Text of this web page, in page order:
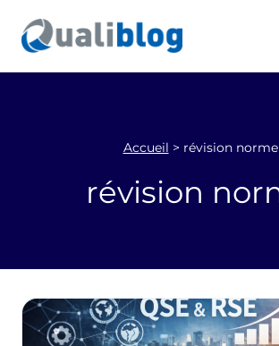
contenu
Accueil > révision norme
révision